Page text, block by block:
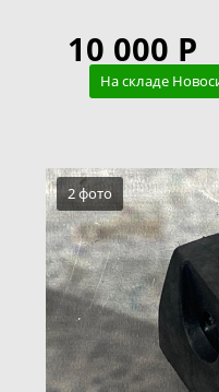
10 000 Р
На складе
2 фото